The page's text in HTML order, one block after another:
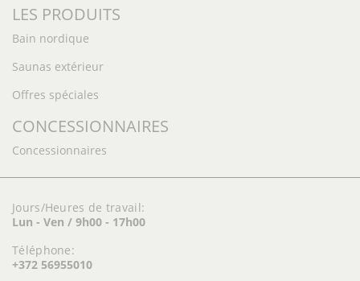
LES PRODUITS
Bain nordique
Saunas extérieur
Offres spéciales
CONCESSIONNAIRES
Concessionnaires
Jours/Heures de travail:
Lun - Ven / 9h00 - 17h00
Téléphone:
+372 56955010